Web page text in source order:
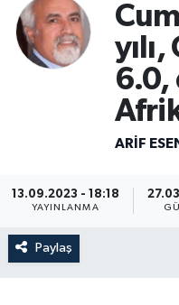
6.0,
ARIF
13.09.2023 - 18:18
YAYINLANMA
Paylaş
Tekirdağ Trafik
Süper Lig Puan
Tüm Manşetler
Son Dakika
Haber Arşivi